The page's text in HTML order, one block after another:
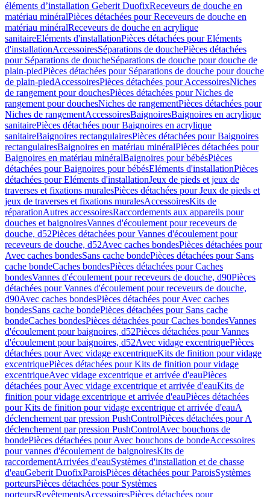
éléments d’installation Geberit DuofixReceveurs de douche en
matériau minéralPièces détachées pour Receveurs de douche en
matériau minéralReceveurs de douche en acrylique
sanitaireEléments d'installationPièces détachées pour Eléments
d'installationAccessoiresSéparations de douchePièces détachées
pour Séparations de doucheSéparations de douche pour douche de
plain-piedPièces détachées pour Séparations de douche pour douche
de plain-piedAccessoiresPièces détachées pour AccessoiresNiches
de rangement pour douchesPièces détachées pour Niches de
rangement pour douchesNiches de rangementPièces détachées pour
Niches de rangementAccessoiresBaignoiresBaignoires en acrylique
sanitairePièces détachées pour Baignoires en acrylique
sanitaireBaignoires rectangulairesPièces détachées pour Baignoires
rectangulairesBaignoires en matériau minéralPièces détachées pour
Baignoires en matériau minéralBaignoires pour bébésPièces
détachées pour Baignoires pour bébésEléments d'installationPièces
détachées pour Eléments d'installationJeux de pieds et jeux de
traverses et fixations muralesPièces détachées pour Jeux de pieds et
jeux de traverses et fixations muralesAccessoiresKits de
réparationAutres accessoiresRaccordements aux appareils pour
douches et baignoiresVannes d'écoulement pour receveurs de
douche, d52Pièces détachées pour Vannes d'écoulement pour
receveurs de douche, d52Avec caches bondesPièces détachées pour
Avec caches bondesSans cache bondePièces détachées pour Sans
cache bondeCaches bondesPièces détachées pour Caches
bondesVannes d'écoulement pour receveurs de douche, d90Pièces
détachées pour Vannes d'écoulement pour receveurs de douche,
d90Avec caches bondesPièces détachées pour Avec caches
bondesSans cache bondePièces détachées pour Sans cache
bondeCaches bondesPièces détachées pour Caches bondesVannes
d'écoulement pour baignoires, d52Pièces détachées pour Vannes
d'écoulement pour baignoires, d52Avec vidage excentriquePièces
détachées pour Avec vidage excentriqueKits de finition pour vidage
excentriquePièces détachées pour Kits de finition pour vidage
excentriqueAvec vidage excentrique et arrivée d'eauPièces
détachées pour Avec vidage excentrique et arrivée d'eauKits de
finition pour vidage excentrique et arrivée d'eauPièces détachées
pour Kits de finition pour vidage excentrique et arrivée d'eauA
déclenchement par pression PushControlPièces détachées pour A
déclenchement par pression PushControlAvec bouchons de
bondePièces détachées pour Avec bouchons de bondeAccessoires
pour vannes d'écoulement de baignoiresKits de
raccordementArrivées d'eauSystèmes d'installation et de chasse
d'eauGeberit DuofixParoisPièces détachées pour ParoisSystèmes
porteursPièces détachées pour Systèmes
porteursRevêtementsAccessoiresPièces détachées pour